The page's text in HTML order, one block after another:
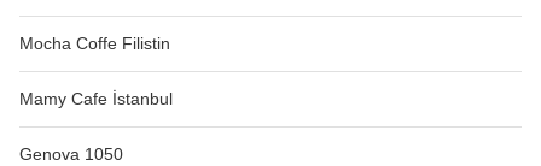
Mocha Coffe Filistin
Mamy Cafe İstanbul
Genova 1050